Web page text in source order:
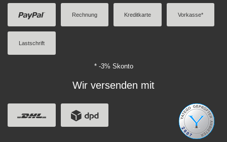
Rechnung Kreditkarte Vorkasse*
Lastschrift
* -3% Skonto
Wir versenden mit